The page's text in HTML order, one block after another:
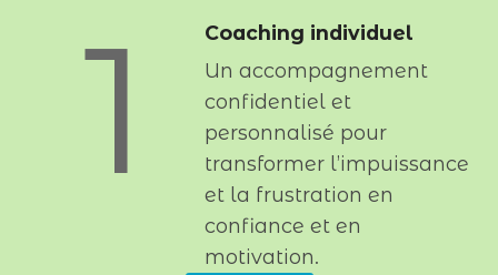
1 Coaching individuel
Un accompagnement
confidentiel et
personnalisé pour
transformer l’impuissance
et la frustration en
confiance et en
motivation.